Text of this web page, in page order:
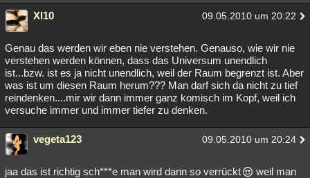
Xl10 09.05.2010 um 20:22
Genau das werden wir eben nie verstehen. Genauso, wie wir nie
verstehen werden können, dass das Universum unendlich
ist...bzw. ist es ja nicht unendlich, weil der Raum begrenzt ist. Aber
was ist um diesen Raum herum??? Man darf sich da nicht zu tief
reindenken....mir wir dann immer ganz komisch im Kopf, weil ich
versuche immer und immer tiefer zu denken.
vegeta123 09.05.2010 um 20:24
jaa das ist richtig sch***e man wird dann so verrückt
weil man